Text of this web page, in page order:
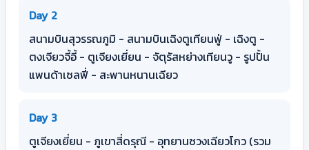
Day 2
สนามบินสุวรรณภูมิ - สนามบินเฉิงตูเทียนฟู่ - เฉิงตู -
ตงเจียวจี้อี้ - ตูเจียงเยี่ยน - จัตุรัสหย่างเทียนวู - รูปปั้น
แพนด้าเซลฟี่ - สะพานหนานเฉียว
Day 3
ตูเจียงเยี่ยน - ภูเขาสี่ดรุณี - อุทยานซวงเฉียวโกว (รวม